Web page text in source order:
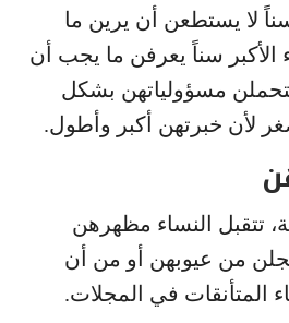
لا يستطعن أن يرين ما
الأكبر سناً يعرفن ما يجب أن
مسؤولياتهن بشكل
لأن خبرتهن أكبر وأطول.
من عمر 40 سنة، تتقبل النساء مظهرهن
من عيوبهن أو من أن
المتأنقات في المجلات.